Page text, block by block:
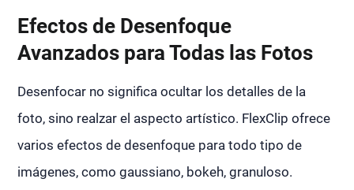
Efectos de Desenfoque
Avanzados para Todas las Fotos
Desenfocar no significa ocultar los detalles de la
foto, sino realzar el aspecto artístico. FlexClip ofrece
varios efectos de desenfoque para todo tipo de
imágenes, como gaussiano, bokeh, granuloso.